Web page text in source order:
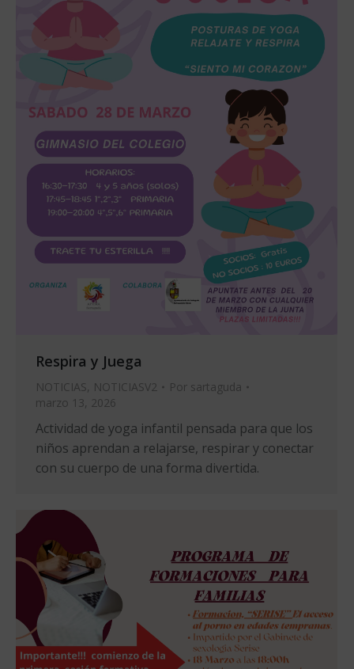
Respira y Juega
NOTICIAS, NOTICIASV2 Por sartaguda
marzo 13, 2026
Actividad de yoga infantil pensada para que los
niños aprendan a relajarse, respirar y conectar
con su cuerpo de una forma divertida.